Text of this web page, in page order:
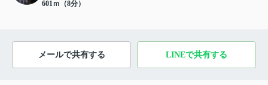
601ｍ（8分）
メールで共有する LINEで共有する